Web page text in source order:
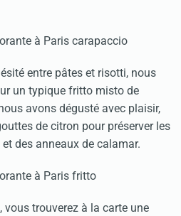
entre pâtes et risotti, nous
un typique fritto misto de
avons dégusté avec plaisir,
de citron pour préserver les
des anneaux de calamar.
vous trouverez à la carte une